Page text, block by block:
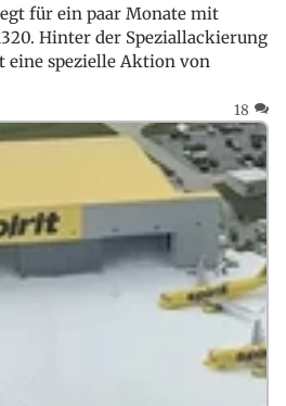
für ein paar Monate mit
Hinter der Speziallackierung
eine spezielle Aktion von
18